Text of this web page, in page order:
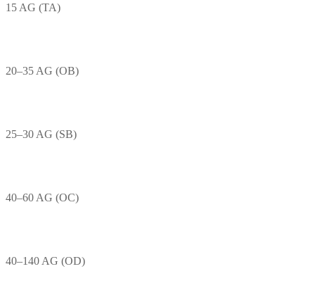
15 AG (TA)
20–35 AG (OB)
25–30 AG (SB)
40–60 AG (OC)
40–140 AG (OD)